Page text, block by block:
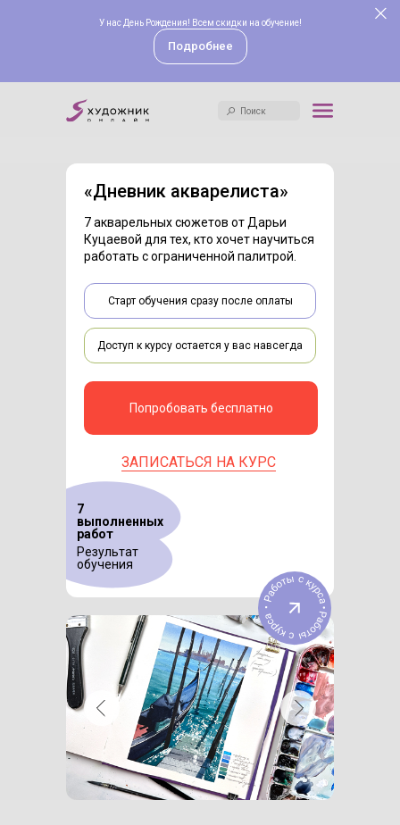
У нас День Рождения! Всем скидки на обучение!
Подробнее
Поиск
Поиск
«Дневник акварелиста»
7 акварельных сюжетов от Дарьи
Куцаевой для тех, кто хочет научиться
работать с ограниченной палитрой.
Попробовать бесплатно
ЗАПИСАТЬСЯ НА КУРС
Доступ к курсу остается у вас навсегда
Результат
обучения
Старт обучения сразу после оплаты
7
выполненных
работ